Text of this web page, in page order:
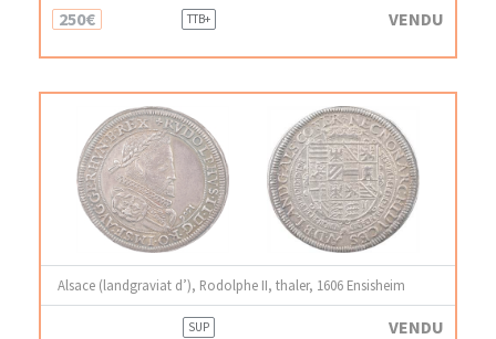
250€ TTB+ VENDU
Alsace (landgraviat d’), Rodolphe II, thaler, 1606 Ensisheim
SUP VENDU